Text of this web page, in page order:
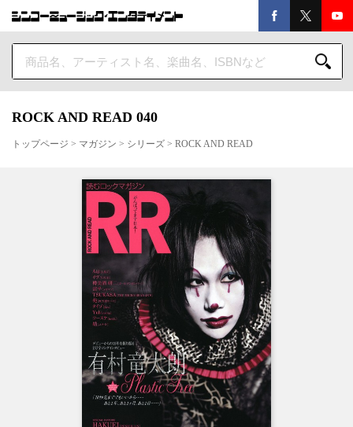
ROCK AND READ 040
トップページ > マガジン > シリーズ > ROCK AND READ